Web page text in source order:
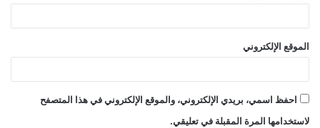
الموقع الإلكتروني
احفظ اسمي، بريدي الإلكتروني، والموقع الإلكتروني في هذا المتصفح
لاستخدامها المرة المقبلة في تعليقي.